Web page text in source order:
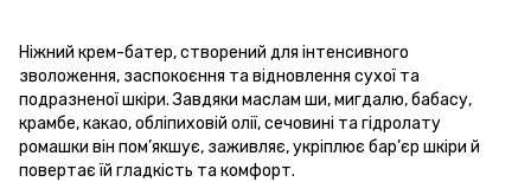
Ніжний крем-батер, створений для інтенсивного
зволоження, заспокоєння та відновлення сухої та
подразненої шкіри. Завдяки маслам ши, мигдалю, бабасу,
крамбе, какао, обліпиховій олії, сечовині та гідролату
ромашки він пом’якшує, заживляє, укріплює бар’єр шкіри й
повертає їй гладкість та комфорт.